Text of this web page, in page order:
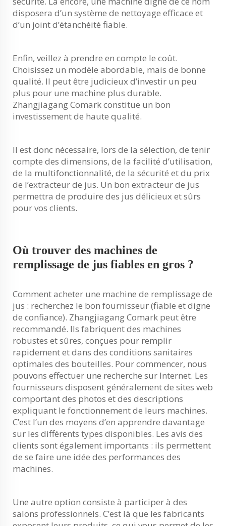
disposera d’un système de nettoyage efficace et
d’un joint d’étanchéité fiable.
Enfin, veillez à prendre en compte le coût.
Choisissez un modèle abordable, mais de bonne
qualité. Il peut être judicieux d’investir un peu
plus pour une machine plus durable.
Zhangjiagang Comark constitue un bon
investissement de haute qualité.
Il est donc nécessaire, lors de la sélection, de tenir
compte des dimensions, de la facilité d’utilisation,
de la multifonctionnalité, de la sécurité et du prix
de l’extracteur de jus. Un bon extracteur de jus
permettra de produire des jus délicieux et sûrs
pour vos clients.
Où trouver des machines de
remplissage de jus fiables en gros ?
Comment acheter une machine de remplissage de
jus : recherchez le bon fournisseur (fiable et digne
de confiance). Zhangjiagang Comark peut être
recommandé. Ils fabriquent des machines
robustes et sûres, conçues pour remplir
rapidement et dans des conditions sanitaires
optimales des bouteilles. Pour commencer, nous
pouvons effectuer une recherche sur Internet. Les
fournisseurs disposent généralement de sites web
comportant des photos et des descriptions
expliquant le fonctionnement de leurs machines.
C’est l’un des moyens d’en apprendre davantage
sur les différents types disponibles. Les avis des
clients sont également importants : ils permettent
de se faire une idée des performances des
machines.
Une autre option consiste à participer à des
salons professionnels. C’est là que les fabricants